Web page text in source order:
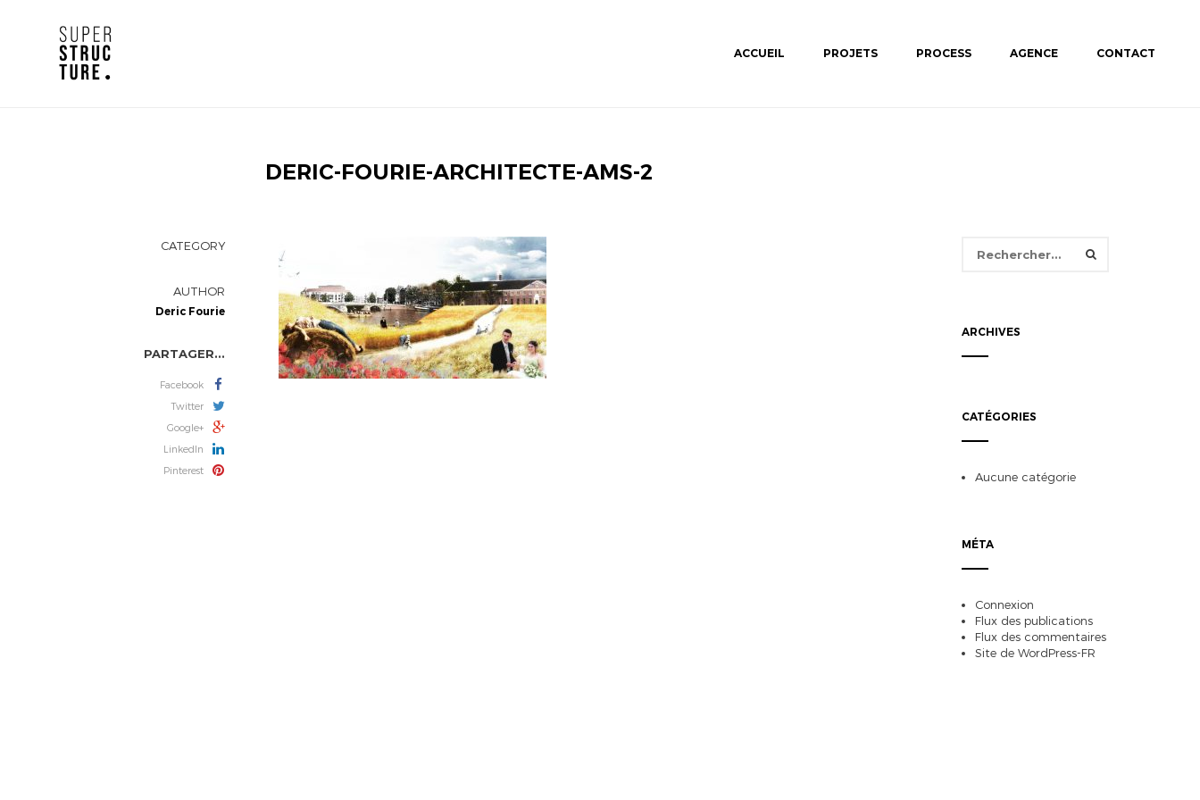
ACCUEIL PROJETS PROCESS AGENCE CONTACT
DERIC-FOURIE-ARCHITECTE-AMS-2
CATEGORY
AUTHOR
Deric Fourie
PARTAGER...
Facebook
Twitter
Google+
LinkedIn
Pinterest
ARCHIVES
CATÉGORIES
Aucune catégorie
MÉTA
Connexion
Flux des publications
Flux des commentaires
Site de WordPress-FR